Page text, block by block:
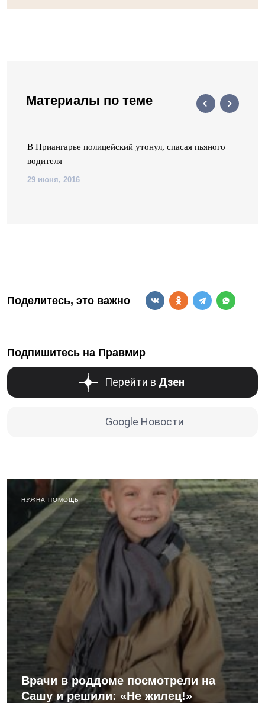
Материалы по теме
В Приангарье полицейский утонул, спасая пьяного
водителя
29 июня, 2016
Поделитесь, это важно
Подпишитесь на Правмир
Перейти в Дзен
Google Новости
НУЖНА ПОМОЩЬ
Врачи в роддоме посмотрели на
Сашу и решили: «Не жилец!»